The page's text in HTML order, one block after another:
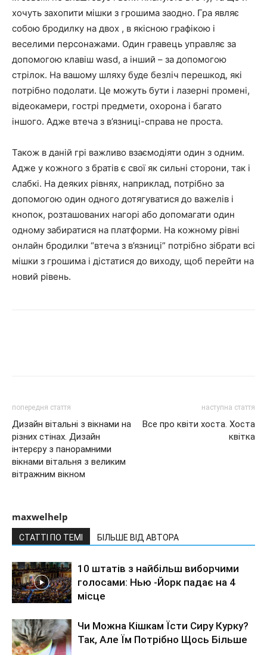
хочуть захопити мішки з грошима заодно. Гра являє
собою бродилку на двох , в якісною графікою і
веселими персонажами. Один гравець управляє за
допомогою клавіш wasd, а інший – за допомогою
стрілок. На вашому шляху буде безліч перешкод, які
потрібно подолати. Це можуть бути і лазерні промені,
відеокамери, гострі предмети, охорона і багато
іншого. Адже втеча з в’язниці-справа не проста.
Також в даній грі важливо взаємодіяти один з одним.
Адже у кожного з братів є свої як сильні сторони, так і
слабкі. На деяких рівнях, наприклад, потрібно за
допомогою один одного дотягуватися до важелів і
кнопок, розташованих нагорі або допомагати один
одному забиратися на платформи. На кожному рівні
онлайн бродилки “втеча з в’язниці” потрібно зібрати всі
мішки з грошима і дістатися до виходу, щоб перейти на
новий рівень.
попередня стаття
Дизайн вітальні з вікнами на
різних стінах. Дизайн
інтерєру з панорамними
вікнами вітальня з великим
вітражним вікном
наступна стаття
Все про квіти хоста. Хоста
квітка
maxwelhelp
СТАТТІ ПО ТЕМІ БІЛЬШЕ ВІД АВТОРА
10 штатів з найбільш виборчими
голосами: Нью -Йорк падає на 4
місце
Чи Можна Кішкам Їсти Сиру Курку?
Так, Але Їм Потрібно Щось Більше